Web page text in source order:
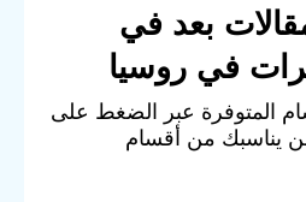
بعد في
في روسيا
المتوفرة عبر الضغط على
من يناسبك من أقسام